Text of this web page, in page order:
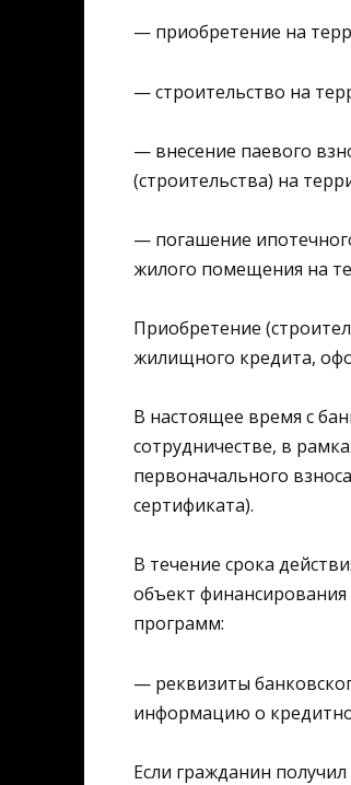
— приобретение на
— строительство на
— внесение паевого
(строительства) на
— погашение
жилого помещения на
Приобретение
жилищного кредита,
В настоящее время с
сотрудничестве, в
первоначального
сертификата).
В течение срока
объект
программ:
— реквизиты
информацию о
Если гражданин